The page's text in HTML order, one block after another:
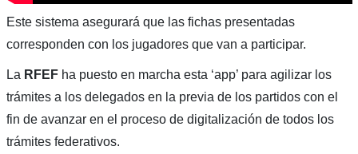
Este sistema asegurará que las fichas presentadas
corresponden con los jugadores que van a participar.
La RFEFha puesto en marcha esta ‘app’ para agilizar los
trámites a los delegados en la previa de los partidos con el
fin de avanzar en el proceso de digitalización de todos los
trámites federativos.